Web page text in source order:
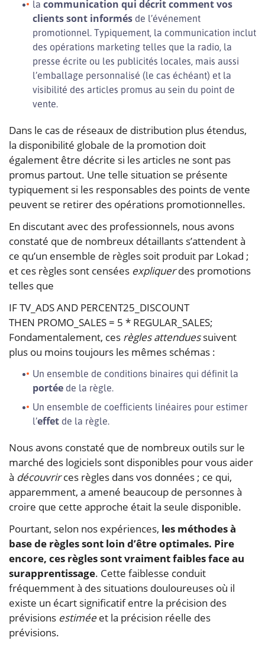
la communication qui décrit comment vos
clients sont informés de l’événement
promotionnel. Typiquement, la communication inclut
des opérations marketing telles que la radio, la
presse écrite ou les publicités locales, mais aussi
l’emballage personnalisé (le cas échéant) et la
visibilité des articles promus au sein du point de
vente.
Dans le cas de réseaux de distribution plus étendus,
la disponibilité globale de la promotion doit
également être décrite si les articles ne sont pas
promus partout. Une telle situation se présente
typiquement si les responsables des points de vente
peuvent se retirer des opérations promotionnelles.
En discutant avec des professionnels, nous avons
constaté que de nombreux détaillants s’attendent à
ce qu’un ensemble de règles soit produit par Lokad ;
et ces règles sont censées expliquerdes promotions
telles que
IF TV_ADS AND PERCENT25_DISCOUNT
Fondamentalement, ces règles attenduessuivent
plus ou moins toujours les mêmes schémas :
Un ensemble de conditions binaires qui définit la
portée de la règle.
Un ensemble de coefficients linéaires pour estimer
l’effet de la règle.
Nous avons constaté que de nombreux outils sur le
marché des logiciels sont disponibles pour vous aider
à découvrirces règles dans vos données ; ce qui,
apparemment, a amené beaucoup de personnes à
croire que cette approche était la seule disponible.
Pourtant, selon nos expériences, les méthodes à
base de règles sont loin d’être optimales. Pire
encore, ces règles sont vraiment faibles face au
surapprentissage. Cette faiblesse conduit
fréquemment à des situations douloureuses où il
existe un écart significatif entre la précision des
prévisions estiméeet la précision réelle des
prévisions.